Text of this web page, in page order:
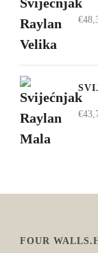
€
€
FOUR